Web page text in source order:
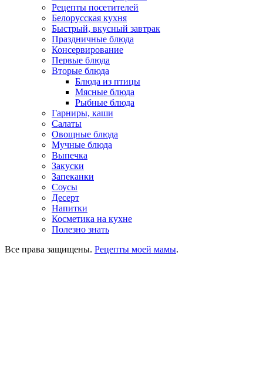
Рецепты посетителей
Белорусская кухня
Быстрый, вкусный завтрак
Праздничные блюда
Консервирование
Первые блюда
Вторые блюда
Блюда из птицы
Мясные блюда
Рыбные блюда
Гарниры, каши
Салаты
Овощные блюда
Мучные блюда
Выпечка
Закуски
Запеканки
Соусы
Десерт
Напитки
Косметика на кухне
Полезно знать
Все права защищены. Рецепты моей мамы.